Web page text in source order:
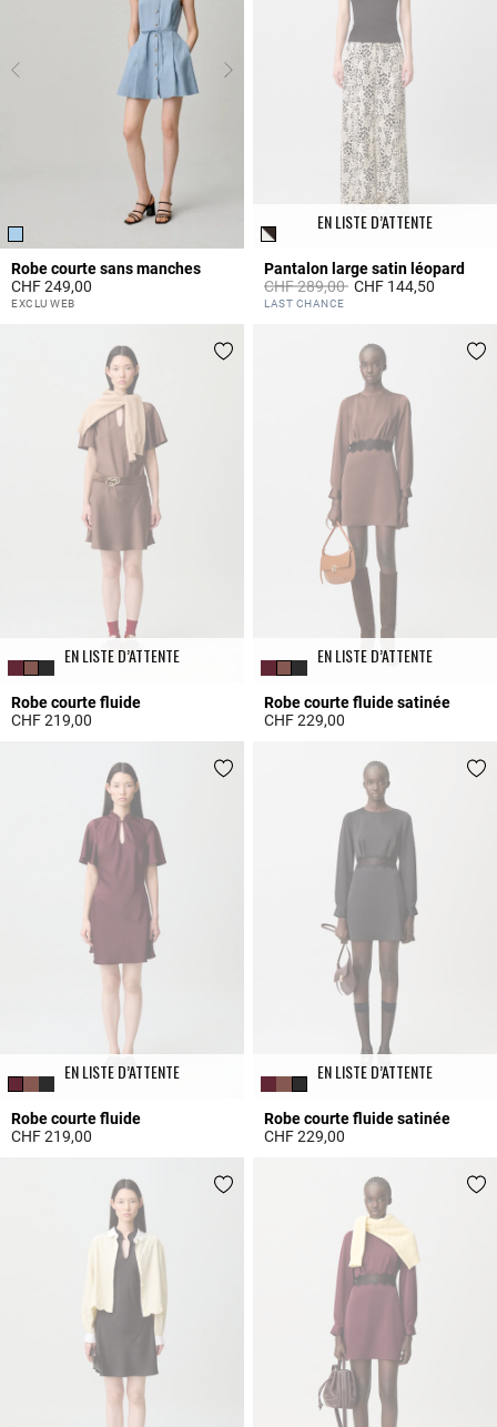
Robe courte sans manches
CHF 249,00
5 out of 5 Customer Rating
EXCLU WEB
EN LISTE D’ATTENTE
Pantalon large satin léopard
Prix réduit à partir de
CHF 289,00àCHF 144,50
5 out of 5 Customer Rating
LAST CHANCE
EN LISTE D’ATTENTE
Robe courte fluide
CHF 219,00
EN LISTE D’ATTENTE
Robe courte fluide satinée
CHF 229,00
EN LISTE D’ATTENTE
Robe courte fluide
CHF 219,00
EN LISTE D’ATTENTE
Robe courte fluide satinée
CHF 229,00